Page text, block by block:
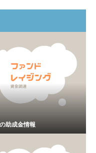
助成金情報